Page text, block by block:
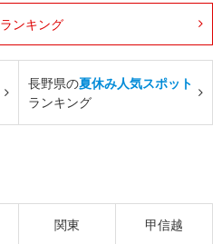
ランキング
長野県の夏休み人気スポット
ランキング
関東 甲信越